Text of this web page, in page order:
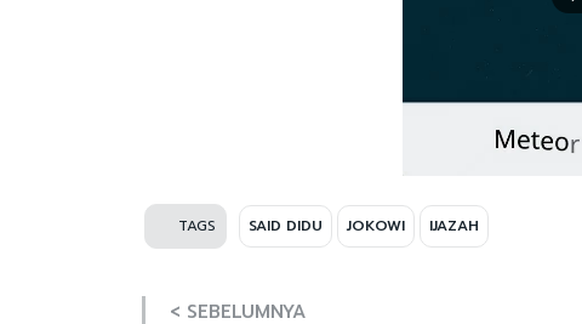
TAGS SAID DIDU JOKOWI IJAZAH
< SEBELUMNYA